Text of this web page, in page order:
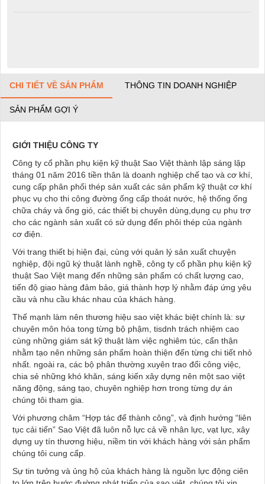
CHI TIẾT VỀ SẢN PHẨM THÔNG TIN DOANH NGHIỆP
SẢN PHẨM GỢI Ý
GIỚI THIỆU CÔNG TY
Công ty cổ phần phụ kiện kỹ thuật Sao Việt thành lập sáng lập
tháng 01 năm 2016 tiền thân là doanh nghiệp chế tạo và cơ khí,
cung cấp phân phối thép sản xuất các sản phẩm kỹ thuật cơ khí
phục vụ cho thi công đường ống cấp thoát nước, hệ thống ống
chữa cháy và ống gió, các thiết bị chuyên dùng,dụng cụ phụ trợ
cho các ngành sản xuất có sử dụng đến phôi thép của ngành
cơ điện.
Với trang thiết bị hiện đại, cùng với quản lý sản xuất chuyện
nghiệp, đội ngũ ký thuật lành nghề, công ty cổ phần phụ kiện kỹ
thuật Sao Việt mang đến những sản phẩm có chất lượng cao,
tiến độ giao hàng đảm bảo, giá thành hợp lý nhằm đáp ứng yêu
cầu và nhu cầu khác nhau của khách hàng.
Thế mạnh làm nên thương hiệu sao việt khác biệt chính là: sự
chuyên môn hóa tong từng bộ phậm, tisdnh trách nhiệm cao
cùng những giám sát kỹ thuật làm việc nghiêm túc, cẩn thận
nhằm tạo nên những sản phẩm hoàn thiện đến từng chi tiết nhỏ
nhất. ngoài ra, các bộ phân thường xuyên trao đổi công việc,
chia sẻ những khó khăn, sáng kiến xây dựng nên một sao việt
năng động, sáng tạo, chuyên nghiệp hơn trong từng dự án
chúng tôi tham gia.
Với phương châm “Hợp tác để thành công”, và định hướng “liên
tục cải tiến” Sao Việt đã luôn nỗ lực cả về nhân lực, vạt lực, xây
dựng uy tín thương hiệu, niềm tin với khách hàng với sản phẩm
chúng tôi cung cấp.
Sự tin tưởng và ủng hộ của khách hàng là nguồn lực động ciên